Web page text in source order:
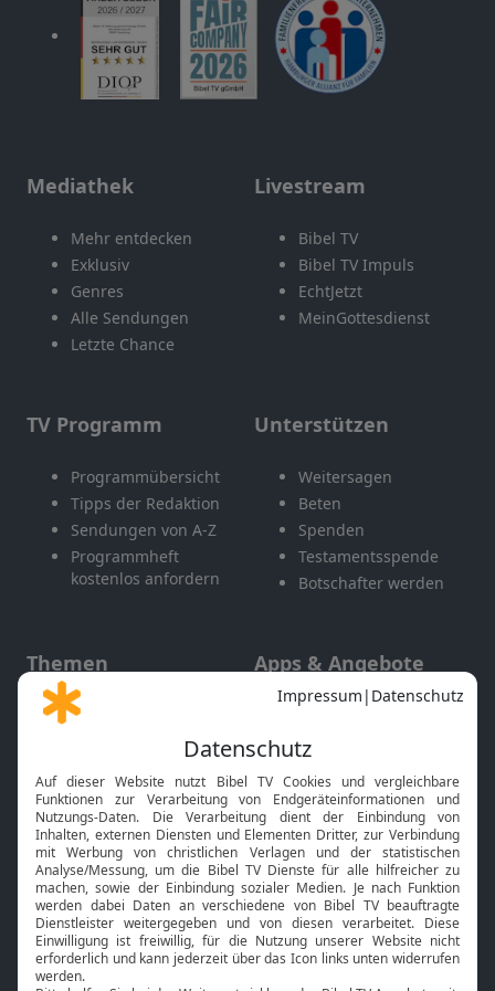
Mediathek
Mehr entdecken
Exklusiv
Genres
Alle Sendungen
Letzte Chance
Livestream
Bibel TV
Bibel TV Impuls
EchtJetzt
MeinGottesdienst
TV Programm
Programmübersicht
Tipps der Redaktion
Sendungen von A-Z
Programmheft
kostenlos anfordern
Unterstützen
Weitersagen
Beten
Spenden
Testamentsspende
Botschafter werden
Themen
Gott und Bibel erklärt
Neuigkeiten
Apps & Angebote
Mobile App
Smart TV
HbbTV
Bibelthek Online-Bibel
Nächster Gottesdienst
Bibel TV Service